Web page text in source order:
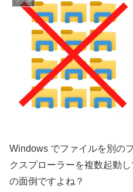
Windows でファイルを別の
クスプローラーを複数起動
の面倒ですよね？